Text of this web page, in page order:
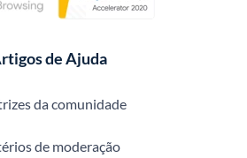
de Ajuda
da comunidade
de moderação